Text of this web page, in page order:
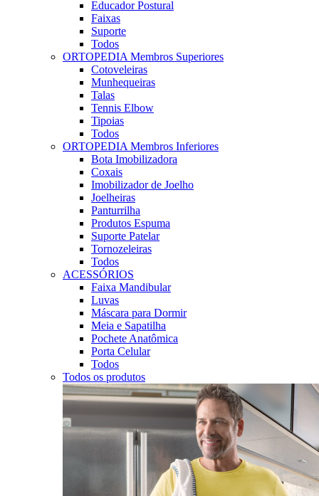
Educador Postural
Faixas
Suporte
Todos
ORTOPEDIA Membros Superiores
Cotoveleiras
Munhequeiras
Talas
Tennis Elbow
Tipoias
Todos
ORTOPEDIA Membros Inferiores
Bota Imobilizadora
Coxais
Imobilizador de Joelho
Joelheiras
Panturrilha
Produtos Espuma
Suporte Patelar
Tornozeleiras
Todos
ACESSÓRIOS
Faixa Mandibular
Luvas
Máscara para Dormir
Meia e Sapatilha
Pochete Anatômica
Porta Celular
Todos
Todos os produtos